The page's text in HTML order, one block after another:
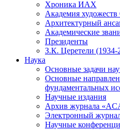
Хроника ИАХ
Академия
Архитектурный
Академические
Президенты
З.К. Церетели (1934-
Наука
Основные задачи
Основные
фундаментальных
Научные издания
Архив журнала
Электронный
Научные